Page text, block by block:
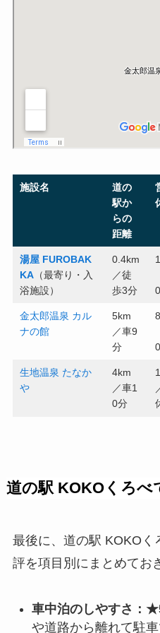
施設名
道の
駅か
らの
距離
湯屋 FUROBAK
KA （最寄り・入
浴施設）
0.4km
／徒
歩3分
金太郎温泉 カル
ナの館
5km
／車9
分
生地温泉 たなか
や
4km
／車1
0分
道の駅 KOKOくろべ
最後に、道の駅 KOKOく
評を項目別にまとめてお
車中泊のしやすさ：
や道路から離れて駐